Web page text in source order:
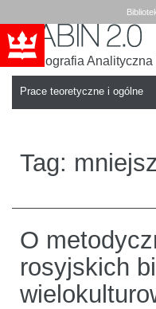
Babin
Bibliografia
Prace teoretyczne i ogólne
Tag:
O
rosyjskich